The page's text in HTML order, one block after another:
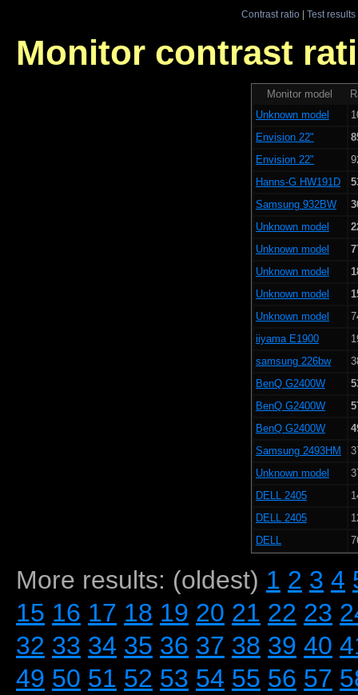
Contrast ratio| Test results
Monitor contrast
Monitor model
Unknown model
Envision 22"
Envision 22"
Hanns-G HW191D
Samsung 932BW
Unknown model
Unknown model
Unknown model
Unknown model
Unknown model
iiyama E1900
samsung 226bw
BenQ G2400W
BenQ G2400W
BenQ G2400W
Samsung 2493HM
Unknown model
DELL 2405
DELL 2405
DELL
More results: (oldest) 1 2 3 4
15 16 17 18 19 20 21 22 23
32 33 34 35 36 37 38 39 40
49 50 51 52 53 54 55 56 57